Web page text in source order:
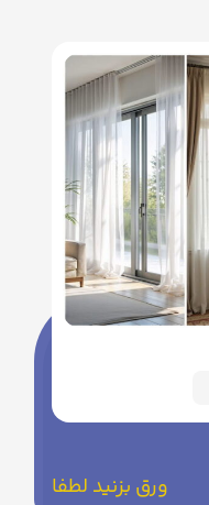
ورق بزنید لطفا